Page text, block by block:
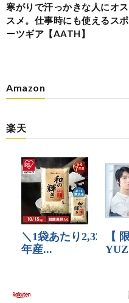
寒がりで汗っかきな人にオス
スメ。仕事時にも使えるスポ
ーツギア【AATH】
Amazon
楽天